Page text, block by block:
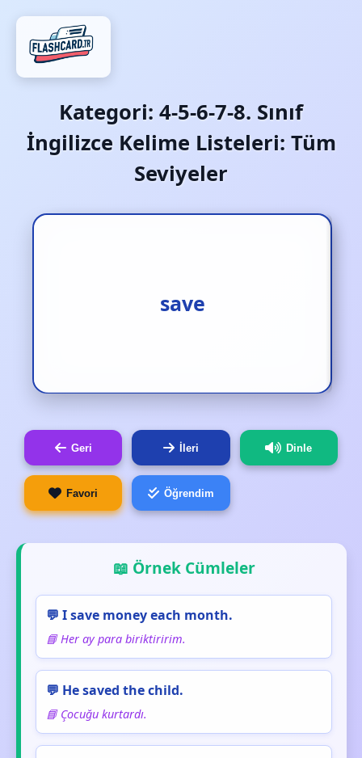
Kategori: 4-5-6-7-8. Sınıf
İngilizce Kelime Listeleri: Tüm
Seviyeler
save
korumak
Geri İleri Dinle
Favori Öğrendim
📖 Örnek Cümleler
💬 I save money each month.
📘 Her ay para biriktiririm.
💬 He saved the child.
📘 Çocuğu kurtardı.